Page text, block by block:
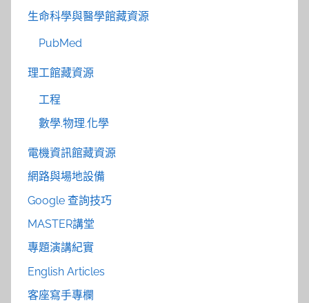
生命科學與醫學館藏資源
PubMed
理工館藏資源
工程
數學.物理.化學
電機資訊館藏資源
網路與場地設備
Google 查詢技巧
MASTER講堂
專題演講紀實
English Articles
客座寫手專欄